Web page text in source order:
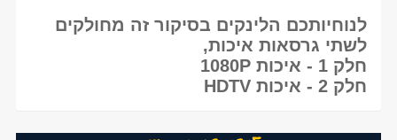
לנוחיותכם הלינקים בסיקור זה מחולקים
לשתי גרסאות איכות,
חלק 1 - איכות 1080P
חלק 2 - איכות HDTV